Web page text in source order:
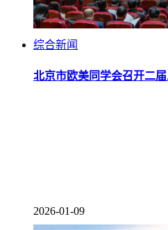
综合新闻
北京市欧美同学会召开二
2026-01-09